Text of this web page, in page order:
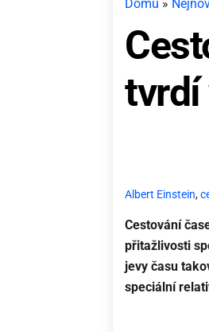
Domů »
tvrdí
Albert Einstein,
Cestování
přitažlivosti
jevy času
speciální